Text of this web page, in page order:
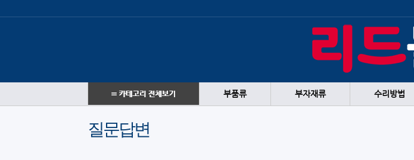
부품류 부자재류 수리방법
질문답변